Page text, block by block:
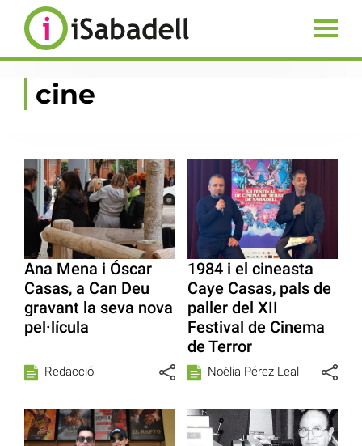
cine
Ana Mena i Óscar
Casas, a Can Deu
gravant la seva nova
pel·lícula
Redacció
1984 i el cineasta
Caye Casas, pals de
paller del XII
Festival de Cinema
de Terror
Noèlia Pérez Leal